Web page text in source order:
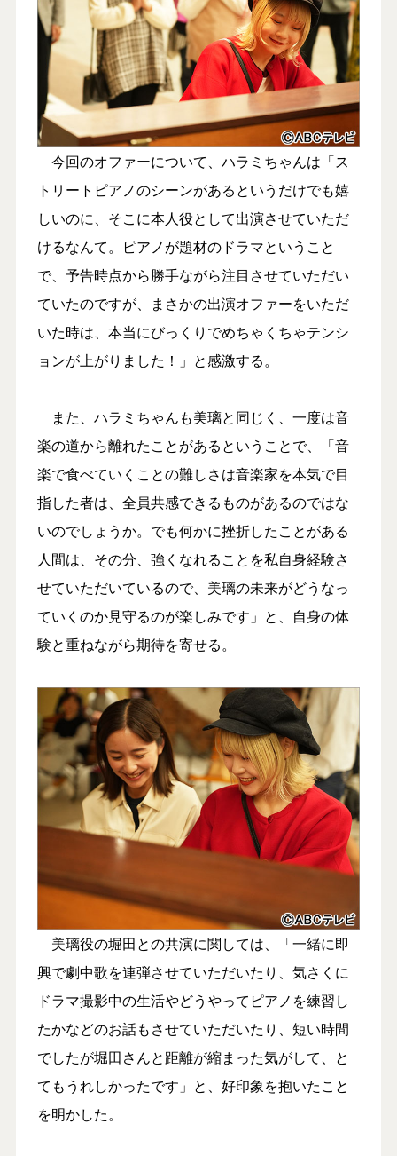
今回のオファーについて、ハラミちゃんは「ス
トリートピアノのシーンがあるというだけでも嬉
しいのに、そこに本人役として出演させていただ
けるなんて。ピアノが題材のドラマということ
で、予告時点から勝手ながら注目させていただい
ていたのですが、まさかの出演オファーをいただ
いた時は、本当にびっくりでめちゃくちゃテンシ
ョンが上がりました！」と感激する。
また、ハラミちゃんも美璃と同じく、一度は音
楽の道から離れたことがあるということで、「音
楽で食べていくことの難しさは音楽家を本気で目
指した者は、全員共感できるものがあるのではな
いのでしょうか。でも何かに挫折したことがある
人間は、その分、強くなれることを私自身経験さ
せていただいているので、美璃の未来がどうなっ
ていくのか見守るのが楽しみです」と、自身の体
験と重ねながら期待を寄せる。
美璃役の堀田との共演に関しては、「一緒に即
興で劇中歌を連弾させていただいたり、気さくに
ドラマ撮影中の生活やどうやってピアノを練習し
たかなどのお話もさせていただいたり、短い時間
でしたが堀田さんと距離が縮まった気がして、と
てもうれしかったです」と、好印象を抱いたこと
を明かした。